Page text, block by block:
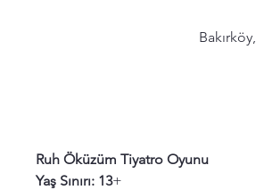
Ruh Öküzüm Tiyatro Oyunu
Yaş Sınırı: 13+